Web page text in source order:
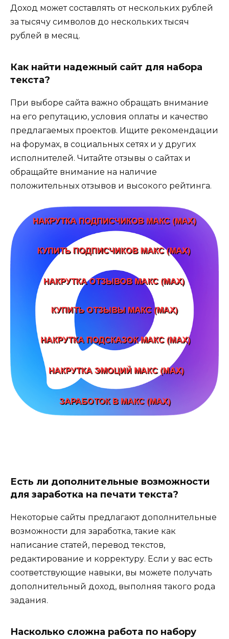
Доход может составлять от нескольких рублей
за тысячу символов до нескольких тысяч
рублей в месяц.
Как найти надежный сайт для набора
текста?
При выборе сайта важно обращать внимание
на его репутацию, условия оплаты и качество
предлагаемых проектов. Ищите рекомендации
на форумах, в социальных сетях и у других
исполнителей. Читайте отзывы о сайтах и
обращайте внимание на наличие
положительных отзывов и высокого рейтинга.
Есть ли дополнительные возможности
для заработка на печати текста?
Некоторые сайты предлагают дополнительные
возможности для заработка, такие как
написание статей, перевод текстов,
редактирование и корректуру. Если у вас есть
соответствующие навыки, вы можете получать
дополнительный доход, выполняя такого рода
задания.
Насколько сложна работа по набору